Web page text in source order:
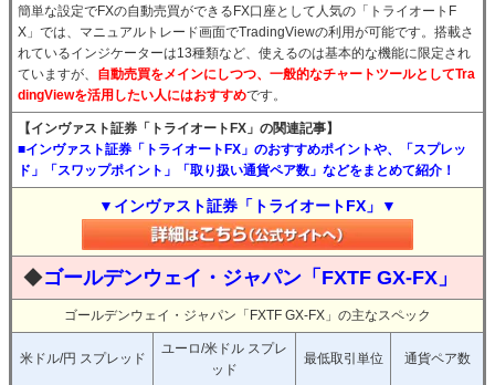
簡単な設定でFXの自動売買ができるFX口座として人気の「トライオートF
X」では、マニュアルトレード画面でTradingViewの利用が可能です。搭載さ
れているインジケーターは13種類など、使えるのは基本的な機能に限定され
ていますが、 自動売買をメインにしつつ、一般的なチャートツールとしてTra
dingViewを活用したい人にはおすすめです。
【インヴァスト証券「トライオートFX」の関連記事】
■インヴァスト証券「トライオートFX」のおすすめポイントや、「スプレッ
ド」「スワップポイント」「取り扱い通貨ペア数」などをまとめて紹介！
▼インヴァスト証券「トライオートFX」▼
◆ゴールデンウェイ・ジャパン「FXTF GX-FX」
ゴールデンウェイ・ジャパン「FXTF GX-FX」の主なスペック
米ドル/円 スプレッド
ユーロ/米ドル スプレ
ッド
最低取引単位 通貨ペア数